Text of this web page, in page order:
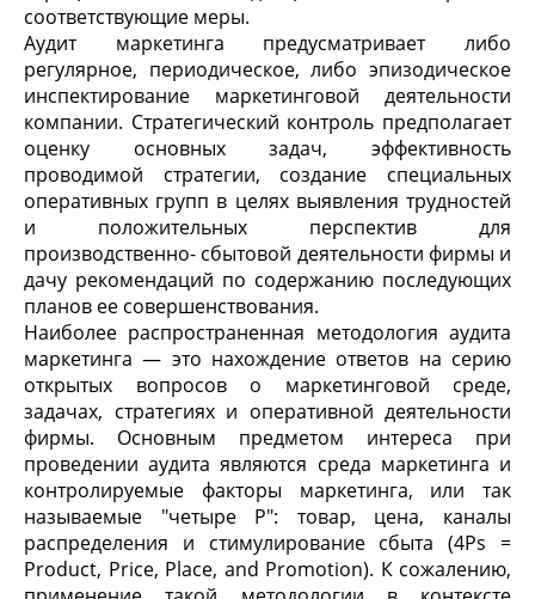
соответствующие меры.
Аудит маркетинга предусматривает либо
регулярное, периодическое, либо эпизодическое
инспектирование маркетинговой деятельности
компании. Стратегический контроль предполагает
оценку основных задач, эффективность
проводимой стратегии, создание специальных
оперативных групп в целях выявления трудностей
и положительных перспектив для
производственно- сбытовой деятельности фирмы и
дачу рекомендаций по содержанию последующих
планов ее совершенствования.
Наиболее распространенная методология аудита
маркетинга — это нахождение ответов на серию
открытых вопросов о маркетинговой среде,
задачах, стратегиях и оперативной деятельности
фирмы. Основным предметом интереса при
проведении аудита являются среда маркетинга и
контролируемые факторы маркетинга, или так
называемые "четыре Р": товар, цена, каналы
распределения и стимулирование сбыта (4Рs =
Product, Price, Place, and Promotion). К сожалению,